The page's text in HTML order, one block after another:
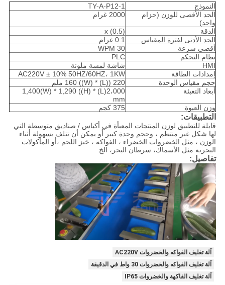
النموذج
TY-A-P12-1
الحد الأقصى للوزن (حزام
واحد)
2000 غرام
الدقة
x (0.5)
الحد الأدنى لفترة المقياس
0.1 غرام
أقصى سرعة
30 WPM
نظام التحكم
PLC
HMI
شاشة لمسة ملونة
إمدادات الطاقة
AC220V ± 10% 50HZ/60HZ، 1KW
حجم مقياس الوحدة
220 ((L) * 160 ((W) ملم
أبعاد التعبئة
2،000(L) * 1,400(W) * 1,290 ((H)
mm
وزن العبوة
375 كجم
التطبيقات:
قابلة للتطبيق لوزن المنتجات المعبأة في أكياس / صناديق متوسطة التي
لها شكل غير منتظم ، وحجم وحدة كبير أو يمكن أن تتلف بسهولة أثناء
الوزن ، مثل الخضروات الخضراء ، الفواكه ، خبز اللحم ،أو المأكولات
البحرية مثل الأسماك، سرطان البحر، الخ
تفاصيل:
آلة تغليف الفواكه والخضروات AC220V
آلة تغليف الفواكه والخضروات 30 واط في الدقيقة
آلة تغليف الفاكهة والخضروات IP65